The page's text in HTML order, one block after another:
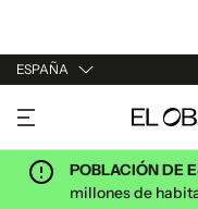
ESPAÑA
URUGUAY
ARGENTINA
ESPAÑA
POBLACIÓN DE
millones de